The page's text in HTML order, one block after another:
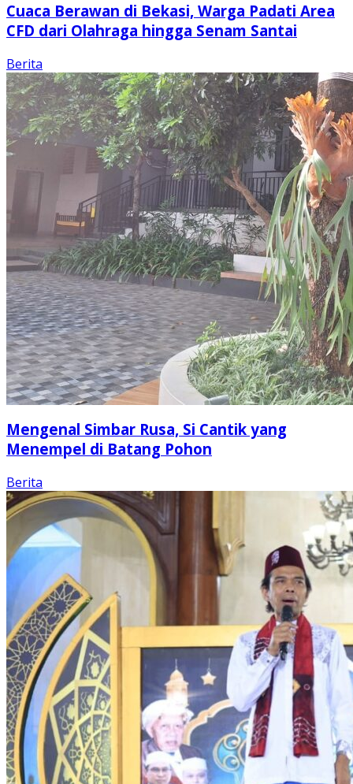
Cuaca Berawan di Bekasi, Warga Padati Area
CFD dari Olahraga hingga Senam Santai
Berita
Mengenal Simbar Rusa, Si Cantik yang
Menempel di Batang Pohon
Berita